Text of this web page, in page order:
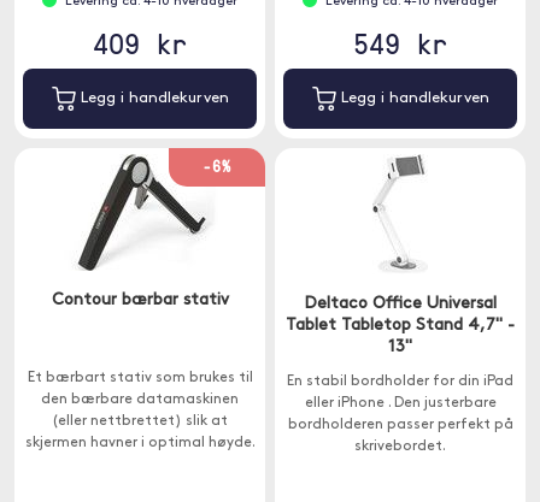
409 kr
Legg i handlekurven
549 kr
Legg i handlekurven
-6%
Contour bærbar stativ
Et bærbart stativ som brukes til
den bærbare datamaskinen
(eller nettbrettet) slik at
skjermen havner i optimal høyde.
Deltaco Office Universal
Tablet Tabletop Stand 4,7" -
13"
En stabil bordholder for din iPad
eller iPhone . Den justerbare
bordholderen passer perfekt på
skrivebordet.